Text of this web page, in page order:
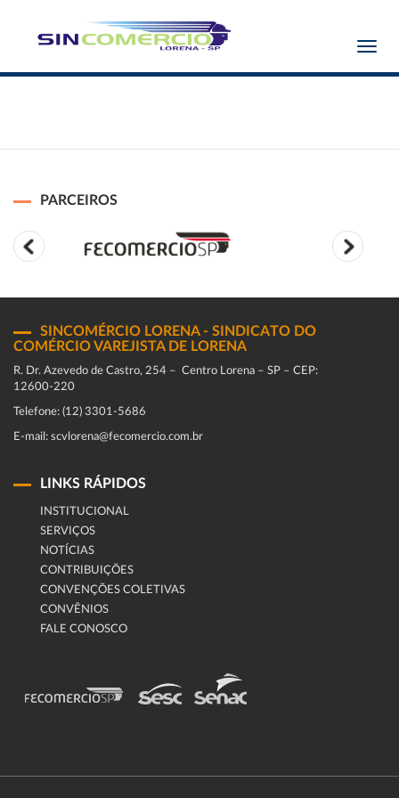
PARCEIROS
SINCOMÉRCIO LORENA - SINDICATO DO
COMÉRCIO VAREJISTA DE LORENA
R. Dr. Azevedo de Castro, 254 – Centro Lorena – SP – CEP:
12600-220
Telefone: (12) 3301-5686
E-mail: scvlorena@fecomercio.com.br
LINKS RÁPIDOS
INSTITUCIONAL
SERVIÇOS
NOTÍCIAS
CONTRIBUIÇÕES
CONVENÇÕES COLETIVAS
CONVÊNIOS
FALE CONOSCO